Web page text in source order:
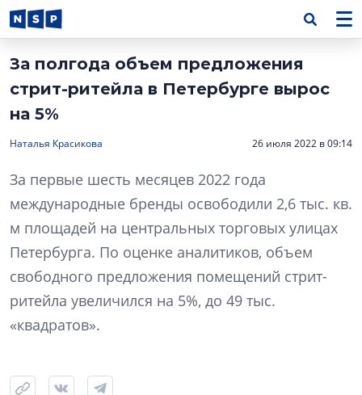
За полгода объем предложения
стрит-ритейла в Петербурге вырос
на 5%
Наталья Красикова 26 июля 2022 в 09:14
За первые шесть месяцев 2022 года
международные бренды освободили 2,6 тыс. кв.
м площадей на центральных торговых улицах
Петербурга. По оценке аналитиков, объем
свободного предложения помещений стрит-
ритейла увеличился на 5%, до 49 тыс.
«квадратов».